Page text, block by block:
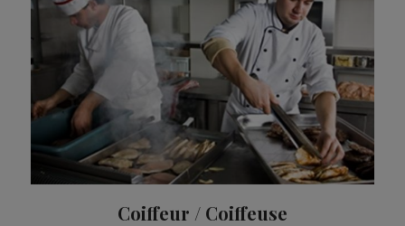
Coiffeur / Coiffeuse